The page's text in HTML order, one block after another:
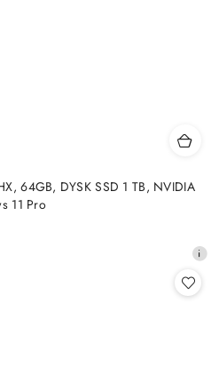
64GB, DYSK SSD 1 TB, NVIDIA
11 Pro